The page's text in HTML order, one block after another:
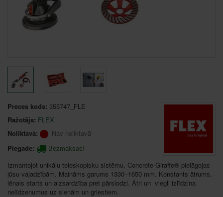
Preces kods: 355747_FLE
Ražotājs: FLEX
Noliktavā:
Nav noliktavā
Piegāde:
Bezmaksas!
Izmantojot unikālu teleskopisku sistēmu, Concrete-Giraffe® pielāgojas
jūsu vajadzībām. Maināms garums 1330–1650 mm. Konstants ātrums,
lēnais starts un aizsardzība pret pārslodzi. Ātri un viegli izlīdzina
nelīdzenumus uz sienām un griestiem.